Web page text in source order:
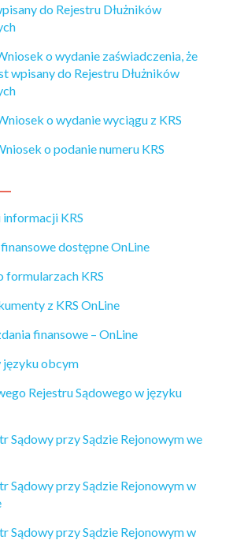
do Rejestru Dłużników
o wydanie zaświadczenia, że
wpisany do Rejestru Dłużników
o wydanie wyciągu z KRS
o podanie numeru KRS
KRS
dostępne OnLine
formularzach KRS
z KRS OnLine
finansowe – OnLine
języku obcym
Rejestru Sądowego w języku
Sądowy przy Sądzie Rejonowym we
Sądowy przy Sądzie Rejonowym w
Sądowy przy Sądzie Rejonowym w